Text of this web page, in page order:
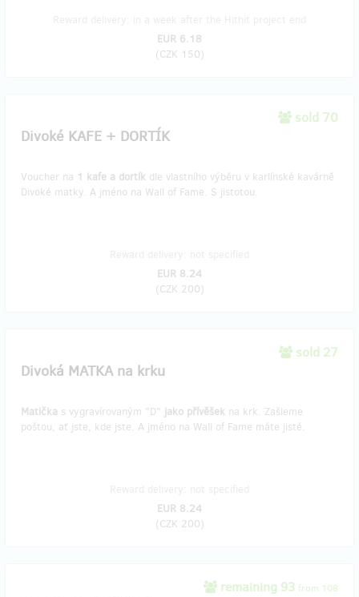
EUR 6.18
(CZK 150)
sold 70
Divoké KAFE + DORTÍK
Voucher na 1 kafe a dortík dle vlastního výběru v karlínské kavárně
Divoké matky. A jméno na Wall of Fame. S jistotou.
EUR 8.24
(CZK 200)
sold 27
Divoká MATKA na krku
Matička s vygravírovaným "D" jako přívěšek na krk. Zašleme
poštou, ať jste, kde jste. A jméno na Wall of Fame máte jisté.
EUR 8.24
(CZK 200)
remaining 93 from 108